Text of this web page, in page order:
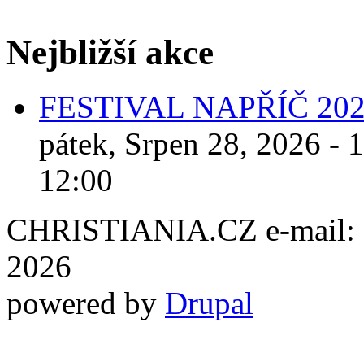
Nejbližší akce
FESTIVAL NAPŘÍČ
pátek, Srpen 28, 2026 -
12:00
CHRISTIANIA.CZ e-mail:
2026
powered by Drupal